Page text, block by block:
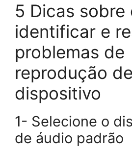
5 Dicas sobre
identificar e
problemas de
reprodução
dispositivo
1- Selecione o
de áudio padrão